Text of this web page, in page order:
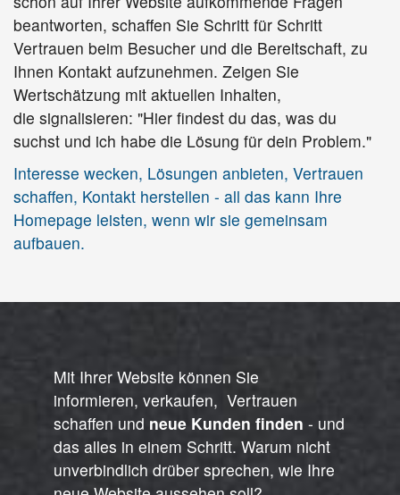
beantworten, schaffen Sie Schritt für Schritt
Vertrauen beim Besucher und die Bereitschaft, zu
Ihnen Kontakt aufzunehmen. Zeigen Sie
Wertschätzung mit aktuellen Inhalten,
die signalisieren: "Hier findest du das, was du
suchst und ich habe die Lösung für dein Problem."
Interesse wecken, Lösungen anbieten, Vertrauen
schaffen, Kontakt herstellen - all das kann Ihre
Homepage leisten, wenn wir sie gemeinsam
aufbauen.
Mit Ihrer Website können Sie
informieren, verkaufen, Vertrauen
schaffen und neue Kunden finden - und
das alles in einem Schritt. Warum nicht
unverbindlich drüber sprechen, wie Ihre